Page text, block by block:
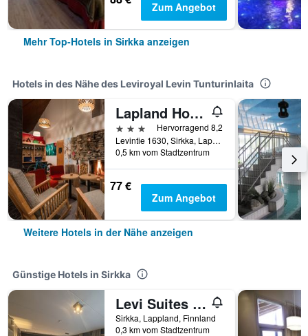
Zum Angebot
Mehr Top-Hotels in Sirkka anzeigen
Hotels in des Nähe des Leviroyal Levin Tunturinlaita
Lapland Hotels Sirkantähti
3 Sterne
Hervorragend 8,2
Levintie 1630, Sirkka, Lappland, Finnland
0,5 km vom Stadtzentrum
77 €
Zum Angebot
Weitere Hotels in der Nähe anzeigen
Günstige Hotels in Sirkka
Levi Suites Levi Gold
Sirkka, Lappland, Finnland
0,3 km vom Stadtzentrum